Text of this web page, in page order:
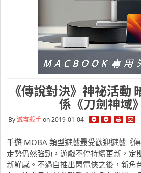
《傳說對決》神祕活動
係《刀劍神域
By滅盡殺手on 2019-01-04
手遊 MOBA 類型遊戲最受歡迎遊戲《
走勢仍然強勁，遊戲不停持續更新，定
新鮮感。不過自推出閃電俠之後，新角